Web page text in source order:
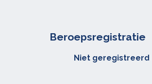
Beroepsregistratie
Niet geregistreerd